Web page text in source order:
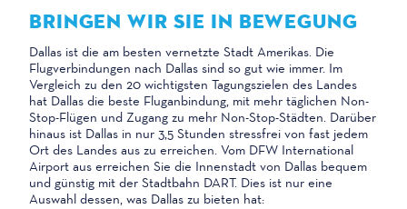
BRINGEN WIR SIE IN BEWEGUNG
Dallas ist die am besten vernetzte Stadt Amerikas. Die
Flugverbindungen nach Dallas sind so gut wie immer. Im
Vergleich zu den 20 wichtigsten Tagungszielen des Landes
hat Dallas die beste Fluganbindung, mit mehr täglichen Non-
Stop-Flügen und Zugang zu mehr Non-Stop-Städten. Darüber
hinaus ist Dallas in nur 3,5 Stunden stressfrei von fast jedem
Ort des Landes aus zu erreichen. Vom DFW International
Airport aus erreichen Sie die Innenstadt von Dallas bequem
und günstig mit der Stadtbahn DART. Dies ist nur eine
Auswahl dessen, was Dallas zu bieten hat: